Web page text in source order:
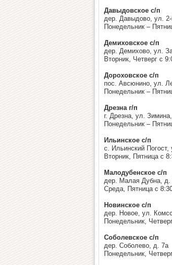
Давыдовское с/п
дер. Давыдово, ул.
Понедельник –
Демиховское с/п
дер. Демихово, ул.
Вторник, Четверг с
Дороховское с/п
пос. Авсюнино, ул.
Понедельник –
Дрезна г/п
г. Дрезна, ул.
Понедельник –
Ильинское с/п
с. Ильинский
Вторник, Пятница с
Малодубенское с/п
дер. Малая Дубна, д.
Среда, Пятница с
Новинское с/п
дер. Новое, ул.
Понедельник,
Соболевское с/п
дер. Соболево, д. 7а
Понедельник,